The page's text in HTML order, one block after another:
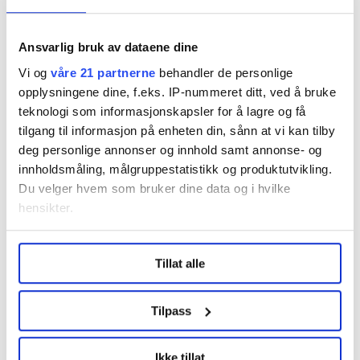
Ansvarlig bruk av dataene dine
Vi og våre 21 partnerne behandler de personlige
opplysningene dine, f.eks. IP-nummeret ditt, ved å bruke
teknologi som informasjonskapsler for å lagre og få
tilgang til informasjon på enheten din, sånn at vi kan tilby
deg personlige annonser og innhold samt annonse- og
innholdsmåling, målgruppestatistikk og produktutvikling.
Du velger hvem som bruker dine data og i hvilke
hensikter.
Undermer infokan du lese om hvordan dine personlige
data behandles og hvordan du kan velge hvordan de skal
brukes. Du kan hele tiden endre eller trekke tilbake ditt
samtykke fra erklæringen om informasjonskapsler.
LO Medias publikasjoner frifagbevegelse.no, hk-nytt.no
Tillat alle
Tilpass
Nå:5stillingsannonser
Regionleder Region Indre Øst
Fellesforbundet